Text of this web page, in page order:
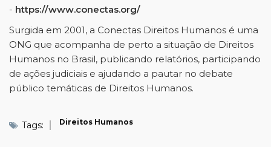
- https://www.conectas.org/
Surgida em 2001, a Conectas Direitos Humanos é uma
ONG que acompanha de perto a situação de Direitos
Humanos no Brasil, publicando relatórios, participando
de ações judiciais e ajudando a pautar no debate
público temáticas de Direitos Humanos.
Tags: Direitos Humanos